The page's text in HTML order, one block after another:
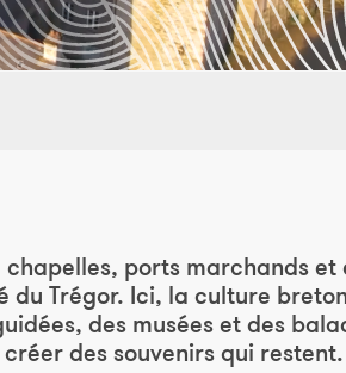
chapelles, ports marchands et
Trégor. Ici, la culture
des musées et des
des souvenirs qui restent.